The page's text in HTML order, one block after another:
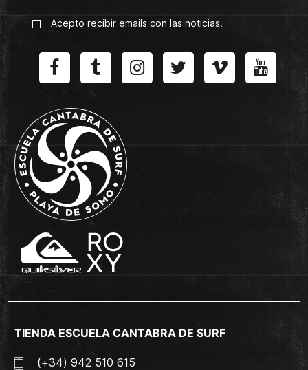
Acepto recibir emails con las noticias.
TIENDA ESCUELA CANTABRA DE SURF
(+34) 942 510 615